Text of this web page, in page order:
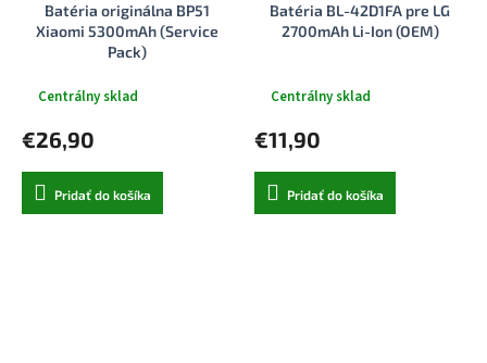
Batéria originálna BP51
Xiaomi 5300mAh (Service
Pack)
Centrálny sklad
€26,90
Pridať do košíka
Batéria BL-42D1FA pre LG
2700mAh Li-Ion (OEM)
Centrálny sklad
€11,90
Pridať do košíka